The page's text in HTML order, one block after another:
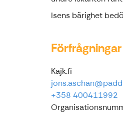
Isens bärighet
Förfrågningar
Kajk.fi
+358 400411992